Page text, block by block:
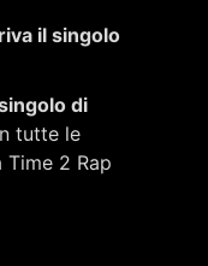
il singolo
di
tutte le
2 Rap